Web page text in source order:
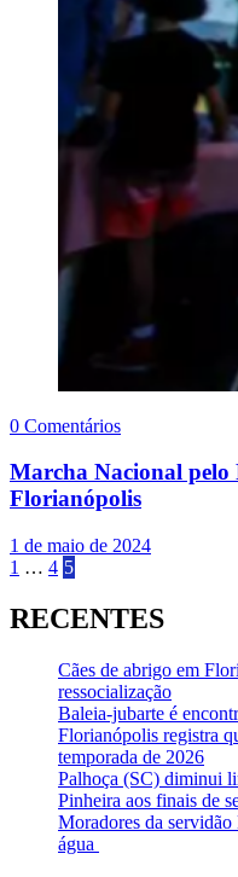
0 Comentários
Marcha Nacional pelo
Florianópolis
1 de maio de 2024
Paginação
de
posts
1 … 4 5
RECENTES
Cães de abrigo em
ressocialização
Baleia-jubarte é
Florianópolis registra
temporada de 2026
Palhoça (SC) diminui
Pinheira aos finais de
Moradores da
água